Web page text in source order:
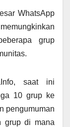
WhatsApp
grup
saat ini
10 grup ke
pengumuman
grup di mana